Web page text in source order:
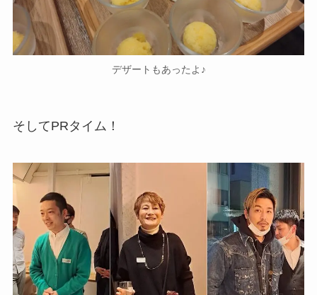
デザートもあったよ♪
そしてPRタイム！